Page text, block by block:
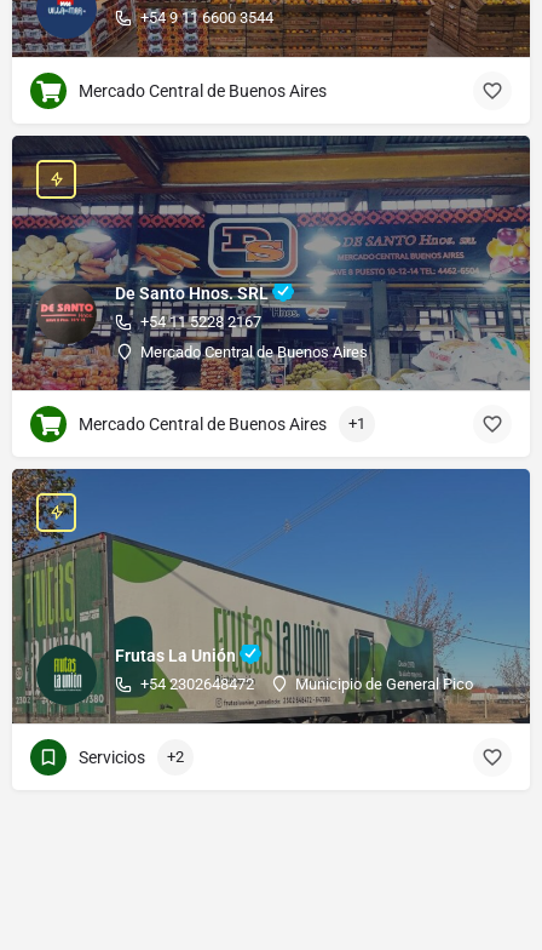
+54 9 11 6600 3544
Mercado Central de Buenos Aires
De Santo Hnos. SRL
+54 11 5228 2167
Mercado Central de Buenos Aires
Mercado Central de Buenos Aires +1
Frutas La Unión
+54 2302648472 Municipio de General Pico
Servicios +2